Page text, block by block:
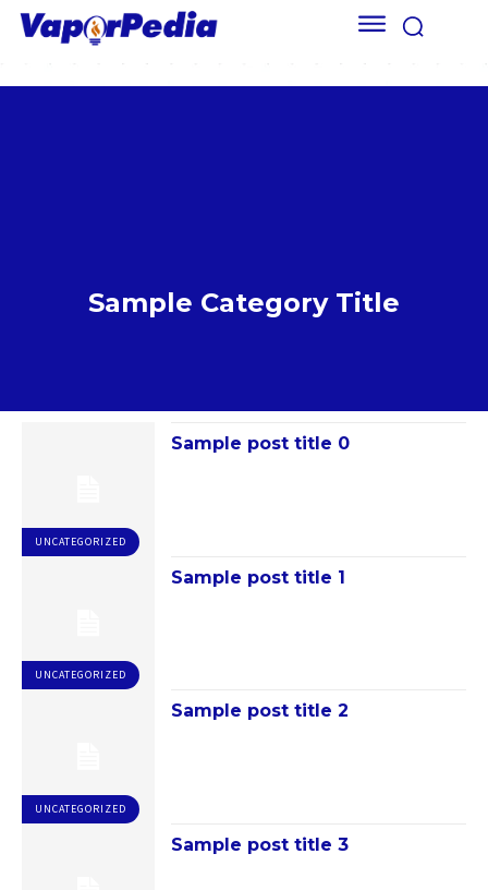
Sample Category Title
UNCATEGORIZED
Sample post title 0
UNCATEGORIZED
Sample post title 1
UNCATEGORIZED
Sample post title 2
Sample post title 3